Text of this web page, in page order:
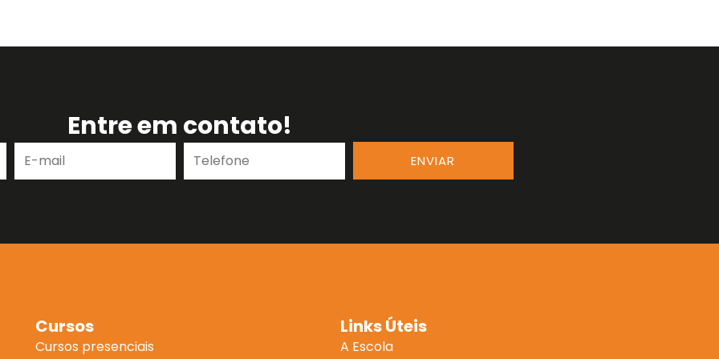
Entre em contato!
mail
Telefone
ENVIAR
Cursos
Cursos presenciais
Links Úteis
A Escola